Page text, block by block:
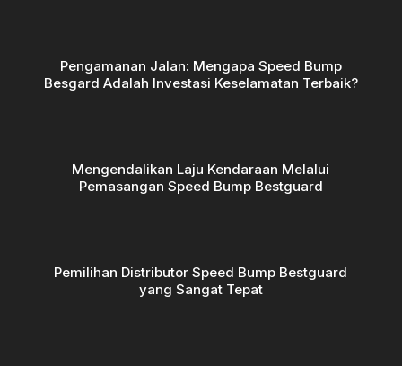
Pengamanan Jalan: Mengapa Speed Bump
Besgard Adalah Investasi Keselamatan Terbaik?
Mengendalikan Laju Kendaraan Melalui
Pemasangan Speed Bump Bestguard
Pemilihan Distributor Speed Bump Bestguard
yang Sangat Tepat